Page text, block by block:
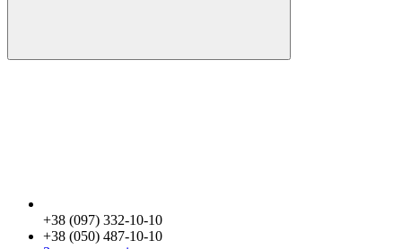
+38 (097) 332-10-10
+38 (050) 487-10-10